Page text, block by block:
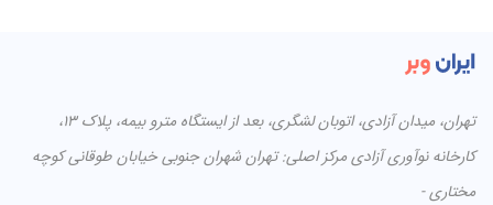
تهران، میدان آزادی، اتوبان لشگری، بعد از ایستگاه مترو بیمه، پلاک ۱۳،
کارخانه نوآوری آزادی مرکز اصلی: تهران شهران جنوبی خیابان طوقانی کوچه
مختاری -